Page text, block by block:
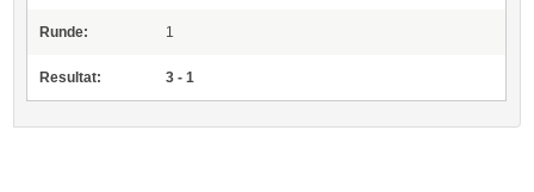
Runde: 1
Resultat: 3 - 1